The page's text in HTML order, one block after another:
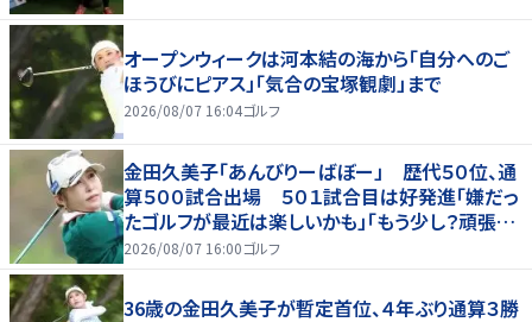
オープンウィークは河本結の海から「自分へのご
ほうびにピアス」「気合の宝塚観劇」まで
2026/08/07 16:04ゴルフ
金田久美子「あんびりーばぼー」 歴代５０位、通
算５００試合出場 ５０１試合目は好発進「嫌だっ
たゴルフが最近は楽しいかも」「もう少し？頑張り
たいな」
2026/08/07 16:00ゴルフ
36歳の金田久美子が暫定首位、４年ぶり通算３勝